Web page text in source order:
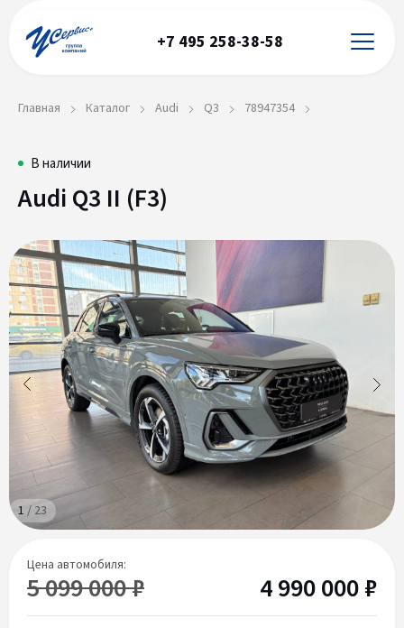
+7 495 258-38-58
Главная Каталог Audi Q3 78947354
Audi
Q3
II
(F3)
78947354
В наличии
Audi Q3 II (F3)
1 / 23
Цена автомобиля:
5 099 000 ₽ 4 990 000 ₽